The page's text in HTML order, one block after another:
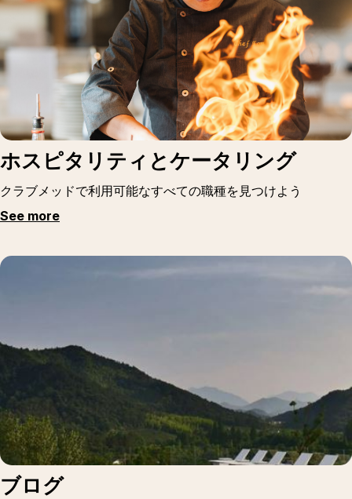
ホスピタリティとケータリング
クラブメッドで利用可能なすべての職種を見つけよう
See more
ブログ